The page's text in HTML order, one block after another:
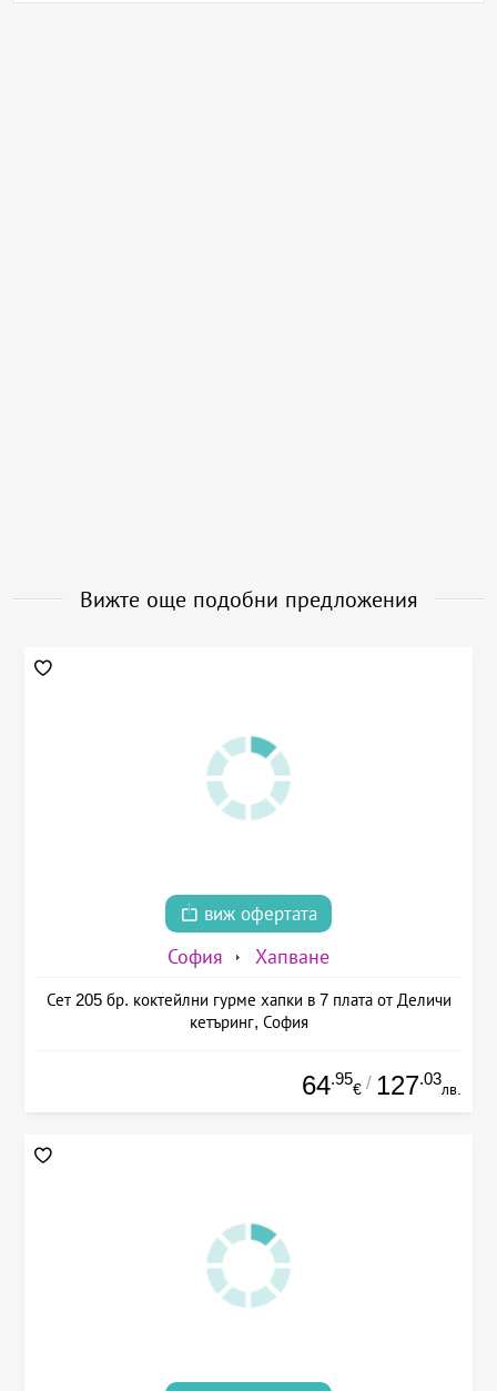
Вижте още подобни предложения
виж офертата
София Хапване
Сет 205 бр. коктейлни гурме хапки в 7 плата от Деличи
кетъринг, София
64.95
€ / 127.03
лв.